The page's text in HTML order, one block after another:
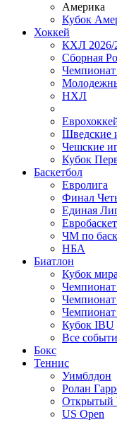
Америка
Кубок
Хоккей
КХЛ 2026/
Сборная
НХЛ
Шведские
Чешские
Кубок
Баскетбол
Евролига
Финал
Единая
Евробаскет
ЧМ по
НБА
Биатлон
Кубок мира
Кубок IBU
Все
Бокс
Теннис
Уимблдон
Ролан
Открытый
US Open